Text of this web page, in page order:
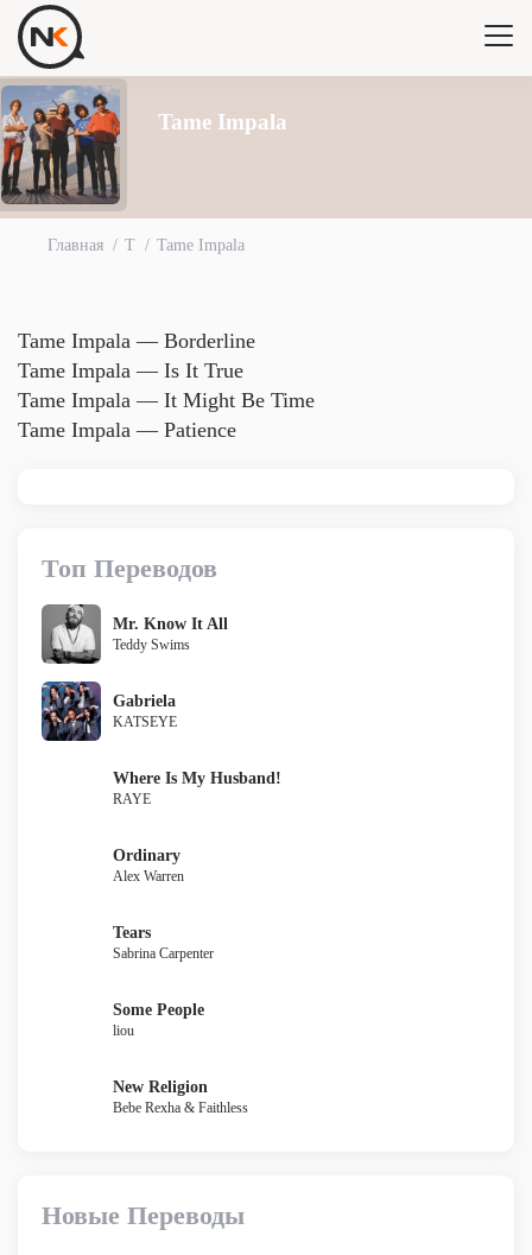
Tame Impala
Главная T Tame Impala
Tame Impala — Borderline
Tame Impala — Is It True
Tame Impala — It Might Be Time
Tame Impala — Patience
Топ Переводов
Mr. Know It All
Teddy Swims
Gabriela
KATSEYE
Where Is My Husband!
RAYE
Ordinary
Alex Warren
Tears
Sabrina Carpenter
Some People
liou
New Religion
Bebe Rexha & Faithless
Новые Переводы